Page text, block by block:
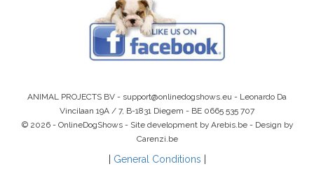
ANIMAL PROJECTS BV - support@onlinedogshows.eu - Leonardo Da
Vincilaan 19A / 7, B-1831 Diegem - BE 0665 535 707
© 2026 - OnlineDogShows - Site development by Arebis.be - Design by
Carenzi.be
General Conditions